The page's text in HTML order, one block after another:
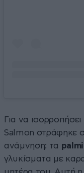
Για να
Salmon στράφηκε
ανάμνηση: τα
γλυκίσματα με